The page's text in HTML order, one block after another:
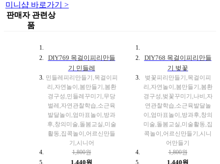
미니샵 바로가기 >
판매자 관련상
품
DIY769 목걸이피리만들
기 민들레
민들레피리만들기,목걸이피
리,자연놀이,봄만들기,봄환
경구성,민들레꾸미기,무당
벌레,자연관찰학습,소근육
발달놀이,엄마표놀이,방과
후,창의미술,돌봄교실,미술
활동,집콕놀이,어르신만들
기,시니어
1,800원
1,440원
DIY768 목걸이피리만들
기 벚꽃
벚꽃피리만들기,목걸이피
리,자연놀이,봄만들기,봄환
경구성,벚꽃꾸미기,나비,자
연관찰학습,소근육발달놀
이,엄마표놀이,방과후,창의
미술,돌봄교실,미술활동,집
콕놀이,어르신만들기,시니
어만들기
1,800원
1,440원